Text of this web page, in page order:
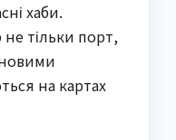
хаби.
тільки порт,
новими
на картах